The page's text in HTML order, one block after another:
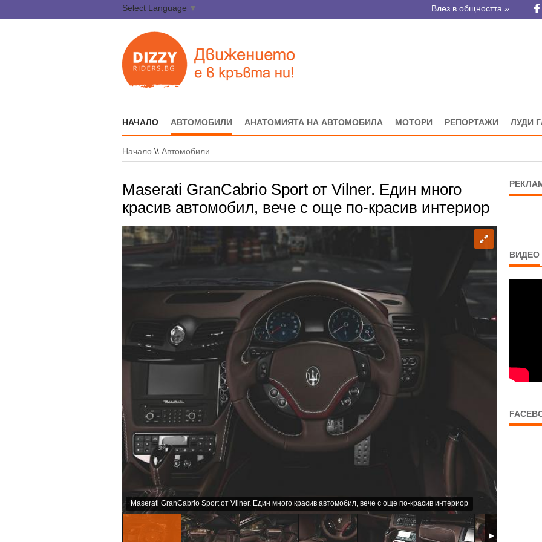
Select Language ▼ Влез в общността »
НАЧАЛО АВТОМОБИЛИ АНАТОМИЯТА НА АВТОМОБИЛА МОТОРИ РЕПОРТАЖИ ЛУДИ
Начало \\ Автомобили
Maserati GranCabrio Sport от Vilner. Един много
красив автомобил, вече с още по-красив интериор
Maserati GranCabrio Sport от Vilner. Един много красив автомобил, вече с още по-красив интериор
ВИДЕО